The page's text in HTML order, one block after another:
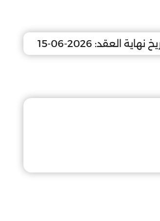
نهاية العقد: 2026-06-15